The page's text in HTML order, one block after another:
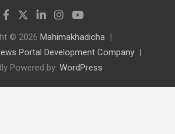
© 2026 Mahimakhadicha
Portal Development Company
Powered by: WordPress